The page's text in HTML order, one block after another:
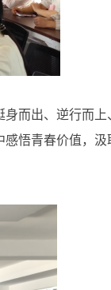
而出、逆行而
悟青春价值，汲